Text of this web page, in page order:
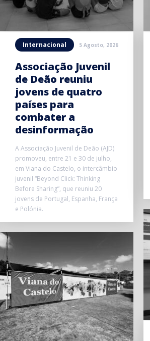
Internacional 5 Agosto, 2026
Associação Juvenil
de Deão reuniu
jovens de quatro
países para
combater a
desinformação
A Associação Juvenil de Deão (AJD)
promoveu, entre 21 e 30 de julho,
em Viana do Castelo, o intercâmbio
juvenil “Beyond Click: Thinking
Before Sharing”, que reuniu 20
jovens de Portugal, Espanha, França
e Polónia.